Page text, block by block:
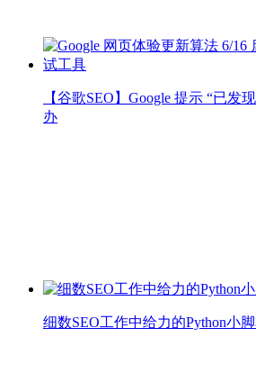
【谷歌SEO】Google 提示 “已发
办
细数SEO工作中给力的Python小